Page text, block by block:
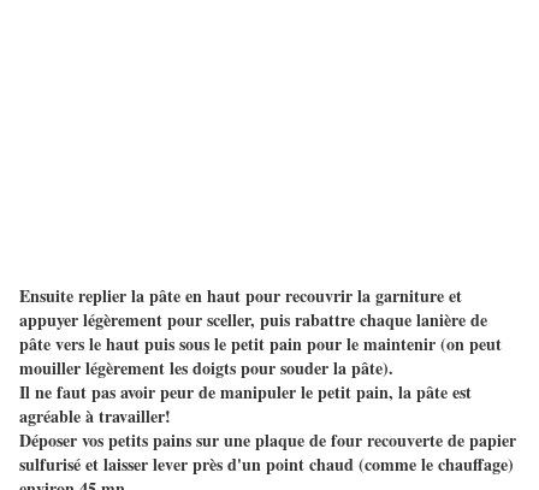
Ensuite replier la pâte en haut pour recouvrir la garniture et
appuyer légèrement pour sceller, puis rabattre chaque lanière de
pâte vers le haut puis sous le petit pain pour le maintenir (on peut
mouiller légèrement les doigts pour souder la pâte).
Il ne faut pas avoir peur de manipuler le petit pain, la pâte est
agréable à travailler!
Déposer vos petits pains sur une plaque de four recouverte de papier
sulfurisé et laisser lever près d'un point chaud (comme le chauffage)